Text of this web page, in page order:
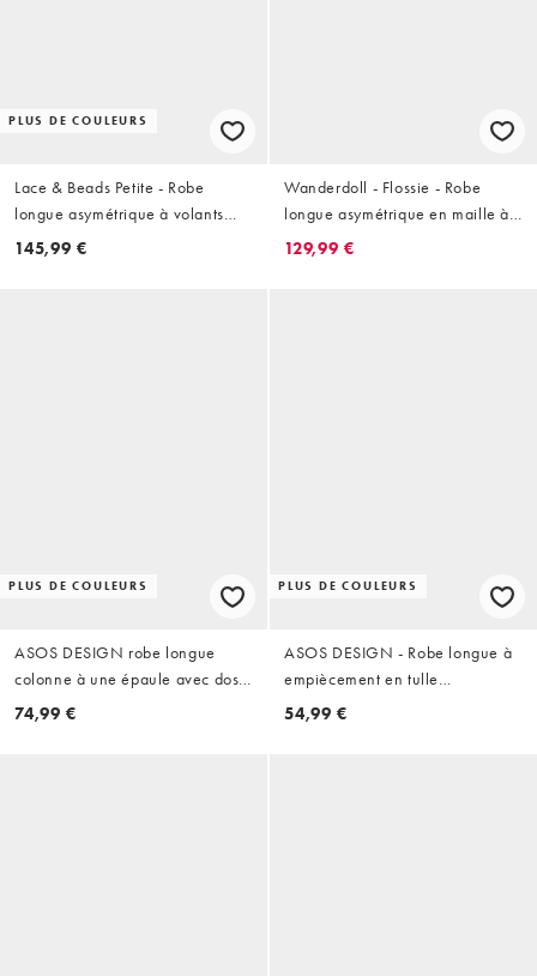
PLUS DE COULEURS
Lace & Beads Petite - Robe
longue asymétrique à volants
cascade - Bleu ardoise
145,99 €
Wanderdoll - Flossie - Robe
longue asymétrique en maille à
sequins et fleurs - Citron
129,99 €
PLUS DE COULEURS
ASOS DESIGN robe longue
colonne à une épaule avec dos
drapé ocre
74,99 €
PLUS DE COULEURS
ASOS DESIGN - Robe longue à
empiècement en tulle
transparent et épaule tombante -
54,99 €